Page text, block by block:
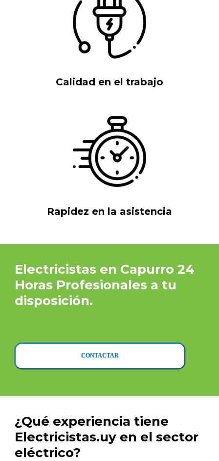
Calidad en el trabajo
Rapidez en la asistencia
Electricistas en Capurro 24
Horas Profesionales a tu
disposición.
CONTACTAR
¿Qué experiencia tiene
Electricistas.uy en el sector
eléctrico?